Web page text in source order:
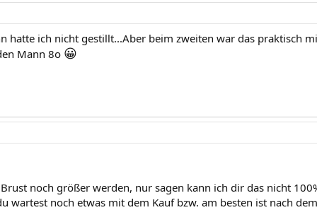
hatte ich nicht gestillt...Aber beim zweiten war das praktisch
Mann 8o 😀
noch größer werden, nur sagen kann ich dir das nicht
wartest noch etwas mit dem Kauf bzw. am besten ist nach